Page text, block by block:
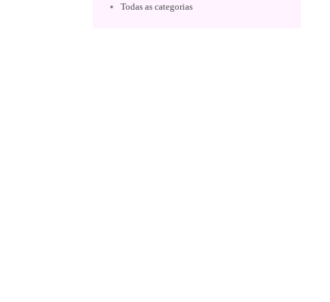
Todas as categorias